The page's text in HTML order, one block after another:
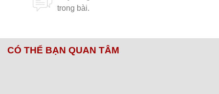
CÓ THỂ BẠN QUAN TÂM